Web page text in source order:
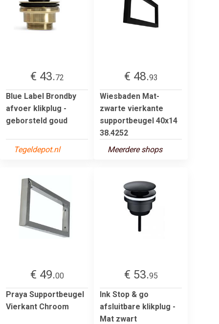
€ 43.72
Blue Label Brondby
afvoer klikplug -
geborsteld goud
Tegeldepot.nl
€ 48.93
Wiesbaden Mat-
zwarte vierkante
supportbeugel 40x14
38.4252
Meerdere shops
€ 49.00
Praya Supportbeugel
Vierkant Chroom
€ 53.95
Ink Stop & go
afsluitbare klikplug -
Mat zwart